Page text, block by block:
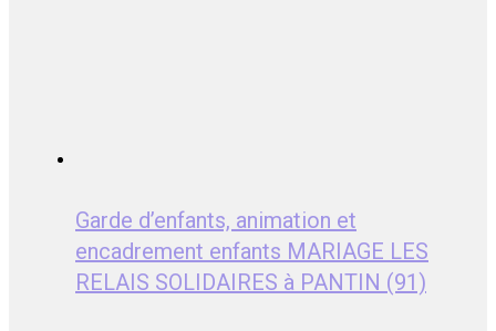
Garde d’enfants, animation et
encadrement enfants MARIAGE LES
RELAIS SOLIDAIRES à PANTIN (91)